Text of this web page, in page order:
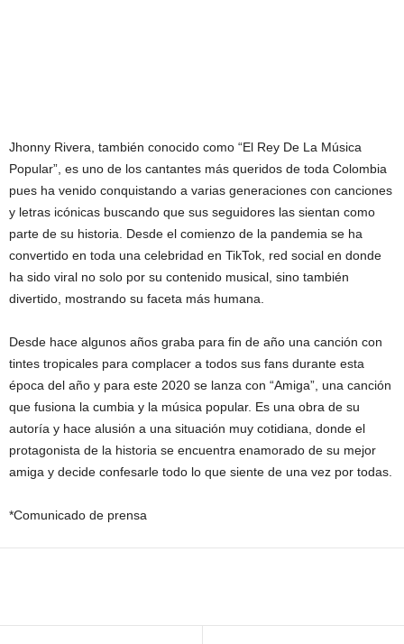
Jhonny Rivera, también conocido como “El Rey De La Música
Popular”, es uno de los cantantes más queridos de toda Colombia
pues ha venido conquistando a varias generaciones con canciones
y letras icónicas buscando que sus seguidores las sientan como
parte de su historia. Desde el comienzo de la pandemia se ha
convertido en toda una celebridad en TikTok, red social en donde
ha sido viral no solo por su contenido musical, sino también
divertido, mostrando su faceta más humana.
Desde hace algunos años graba para fin de año una canción con
tintes tropicales para complacer a todos sus fans durante esta
época del año y para este 2020 se lanza con “Amiga”, una canción
que fusiona la cumbia y la música popular. Es una obra de su
autoría y hace alusión a una situación muy cotidiana, donde el
protagonista de la historia se encuentra enamorado de su mejor
amiga y decide confesarle todo lo que siente de una vez por todas.
*Comunicado de prensa